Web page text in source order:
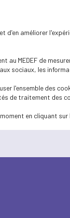
d'en améliorer
au MEDEF de
sociaux, les
l'ensemble des
de traitement des
en cliquant sur